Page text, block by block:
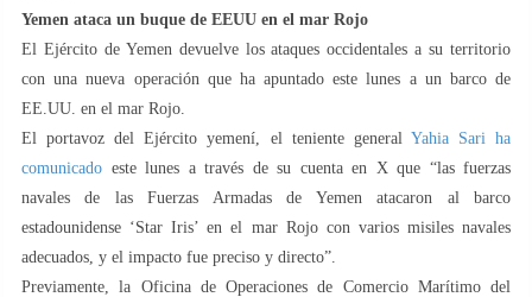
Yemen ataca un buque de EEUU en el mar Rojo
El Ejército de Yemen devuelve los ataques occidentales a su territorio
con una nueva operación que ha apuntado este lunes a un barco de
EE.UU. en el mar Rojo.
El portavoz del Ejército yemení, el teniente general Yahia Sari ha
comunicado este lunes a través de su cuenta en X que “las fuerzas
navales de las Fuerzas Armadas de Yemen atacaron al barco
estadounidense ‘Star Iris’ en el mar Rojo con varios misiles navales
adecuados, y el impacto fue preciso y directo”.
Previamente, la Oficina de Operaciones de Comercio Marítimo del